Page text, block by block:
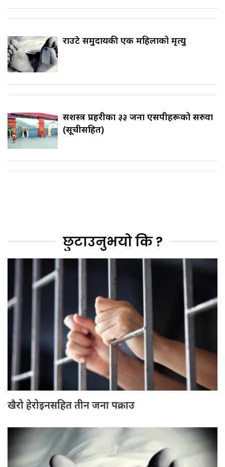
राउटे समुदायकी एक महिलाको मृत्यु
सशस्त्र प्रहरीका ३३ जना एसपीहरूको सरुवा
(सूचीसहित)
छुटाउनुभयो कि ?
खैरो हेरोइनसहित तीन जना पक्राउ